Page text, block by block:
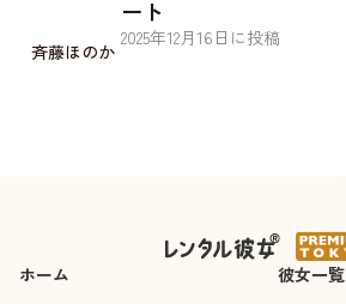
斉藤ほのか
ート
2025年12月 16 日に投稿
ホーム
彼女一覧